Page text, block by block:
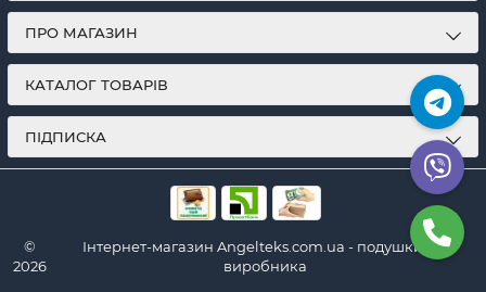
ПРО МАГАЗИН
КАТАЛОГ ТОВАРІВ
ПІДПИСКА
©
2026
Інтернет-магазин Angelteks.com.ua - подушки від
виробника